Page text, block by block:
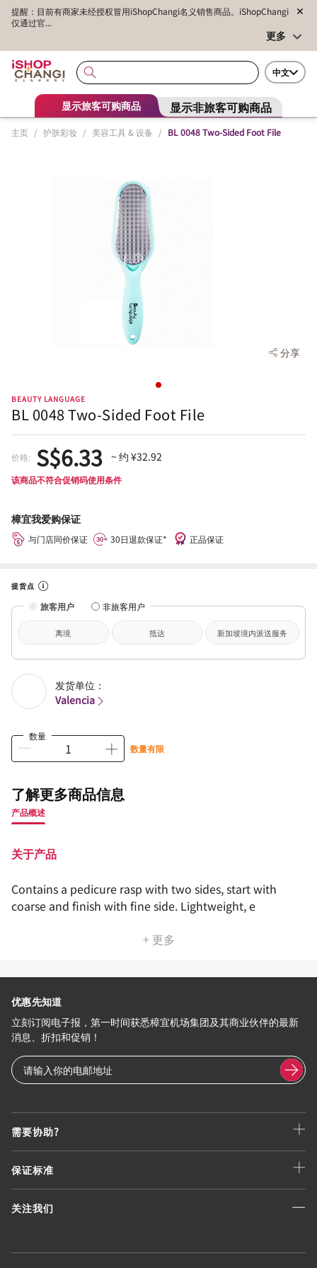
提醒：目前有商家未经授权冒用iShopChangi名义销售商品。iShopChangi
仅通过官...
更多
中文
显示旅客可购商品 显示非旅客可购商品
主页 / 护肤彩妆 / 美容工具 & 设备 / BL 0048 Two-Sided Foot File
分享
BEAUTY LANGUAGE
BL 0048 Two-Sided Foot File
价格: S$6.33 ~ 约 ¥32.92
该商品不符合促销码使用条件
樟宜我爱购保证
与门店同价保证 30日退款保证* 正品保证
提货点
旅客用户 非旅客用户
离境 抵达 新加坡境内派送服务
发货单位：
Valencia
数量
数量有限
了解更多商品信息
产品概述
关于产品
Contains a pedicure rasp with two sides, start with
coarse and finish with fine side. Lightweight, e
+ 更多
需要协助?
保证标准
关注我们
优惠先知道
立刻订阅电子报，第一时间获悉樟宜机场集团及其商业伙伴的最新
消息、折扣和促销！